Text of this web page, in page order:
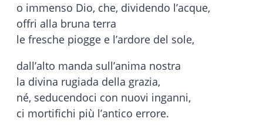
o immenso Dio, che, dividendo l’acque,
offri alla bruna terra
le fresche piogge e l’ardore del sole,
dall’alto manda sull’anima nostra
la divina rugiada della grazia,
né, seducendoci con nuovi inganni,
ci mortifichi più l’antico errore.